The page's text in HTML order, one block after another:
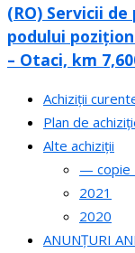
(RO) Servicii
podului
– Otaci, km
Achiziții
Plan de
Alte achiziții
— copie_
2021
2020
ANUNȚURI